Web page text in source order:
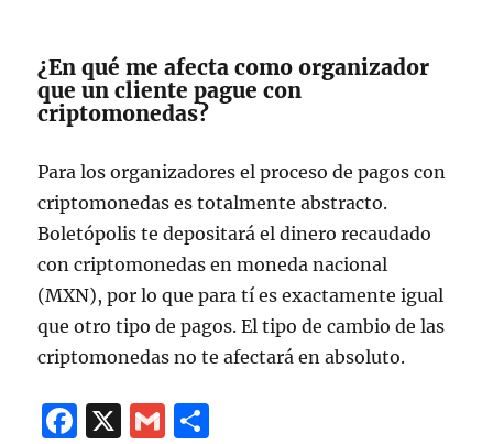
¿En qué me afecta como organizador
que un cliente pague con
criptomonedas?
Para los organizadores el proceso de pagos con
criptomonedas es totalmente abstracto.
Boletópolis te depositará el dinero recaudado
con criptomonedas en moneda nacional
(MXN), por lo que para tí es exactamente igual
que otro tipo de pagos. El tipo de cambio de las
criptomonedas no te afectará en absoluto.
F
X
G